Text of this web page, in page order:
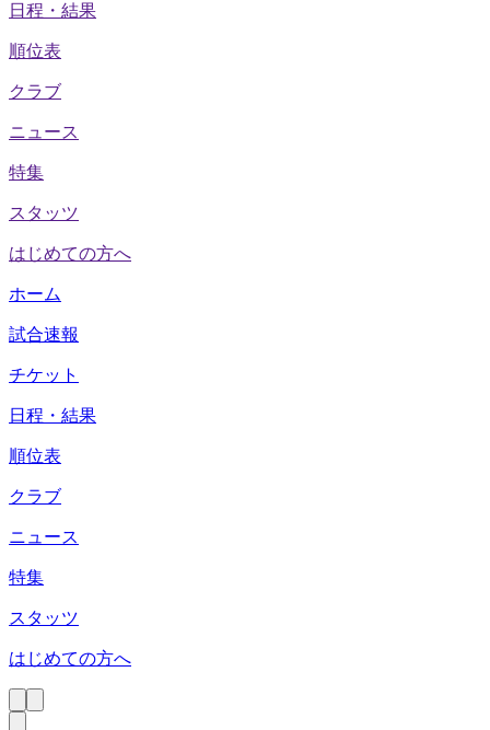
日程・結果
順位表
クラブ
ニュース
特集
スタッツ
はじめての方へ
ホーム
試合速報
チケット
日程・結果
順位表
クラブ
ニュース
特集
スタッツ
はじめての方へ